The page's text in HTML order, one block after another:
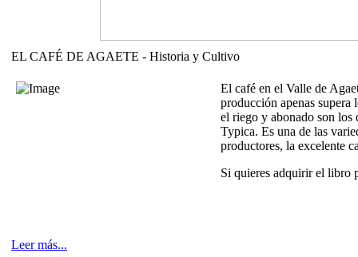
EL CAFÉ DE AGAETE - Historia y Cultivo
El café en el Valle de
producción apenas supera
el riego y abonado son los
Typica. Es una de las
productores, la excelente
Si quieres adquirir el libro
Leer más...